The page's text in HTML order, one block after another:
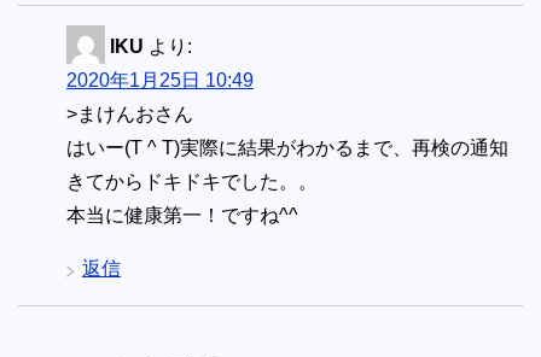
IKU より:
2020年1月25日 10:49
>まけんおさん
はいー(T ^ T)実際に結果がわかるまで、再検の通知
きてからドキドキでした。。
本当に健康第一！ですね^^
返信